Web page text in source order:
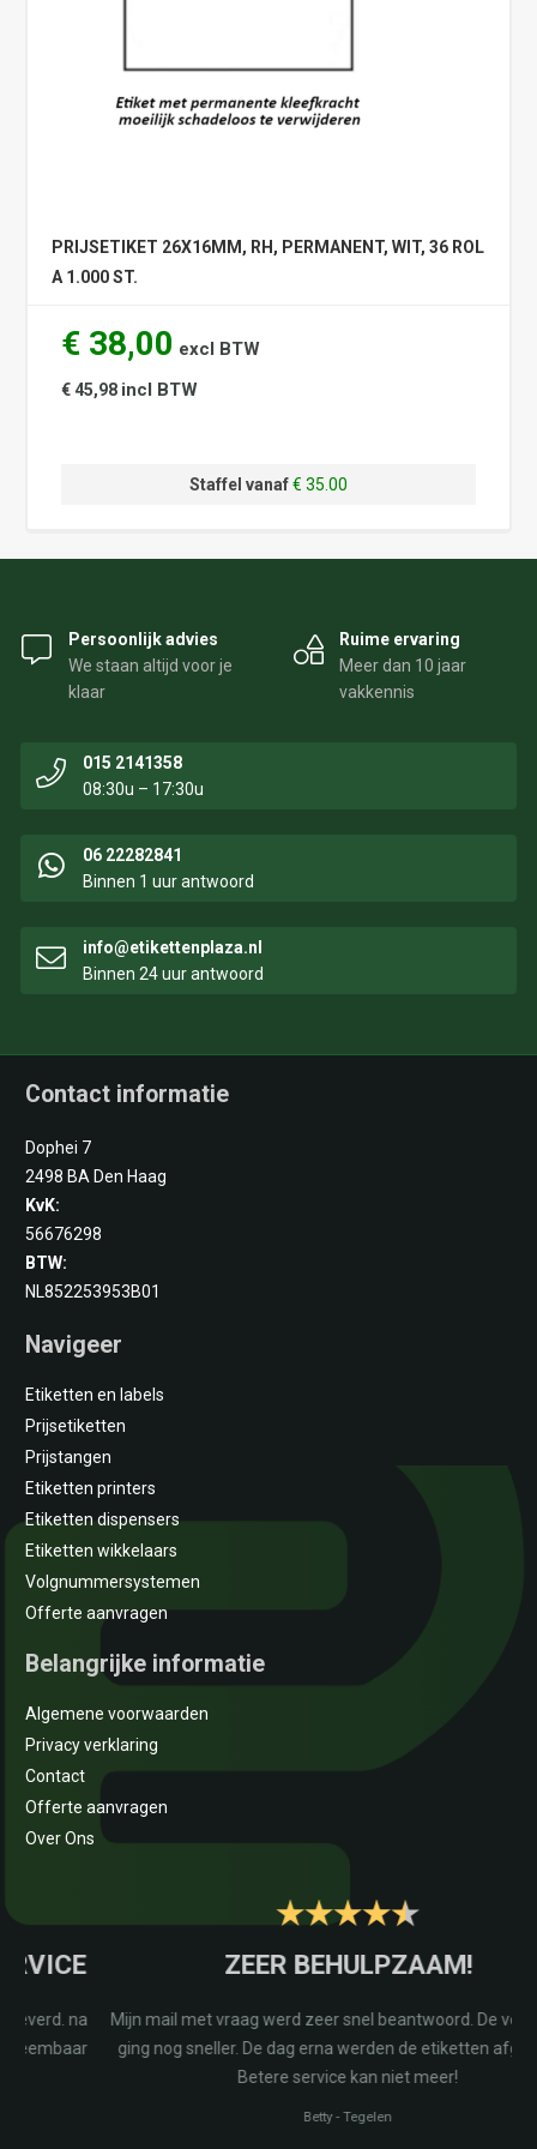
PRIJSETIKET 26X16MM, RH, PERMANENT, WIT, 36 ROL
A 1.000 ST.
€ 38,00 excl BTW
€ 45,98 incl BTW
Staffel vanaf€ 35.00
Persoonlijk advies
We staan altijd voor je
klaar
Ruime ervaring
Meer dan 10 jaar
vakkennis
015 2141358
08:30u – 17:30u
06 22282841
Binnen 1 uur antwoord
info@etikettenplaza.nl
Binnen 24 uur antwoord
Contact informatie
Dophei 7
2498 BA Den Haag
KvK:
56676298
BTW:
NL852253953B01
Navigeer
Etiketten en labels
Prijsetiketten
Prijstangen
Etiketten printers
Etiketten dispensers
Etiketten wikkelaars
Volgnummersystemen
Offerte aanvragen
Belangrijke informatie
Algemene voorwaarden
Privacy verklaring
Contact
Offerte aanvragen
Over Ons
ZEER BEHULPZAAM!
Mijn mail met vraag werd zeer snel beantwoord. De verzending
ging nog sneller. De dag erna werden de etiketten afgeleverd.
Betere service kan niet meer!
Tegelen